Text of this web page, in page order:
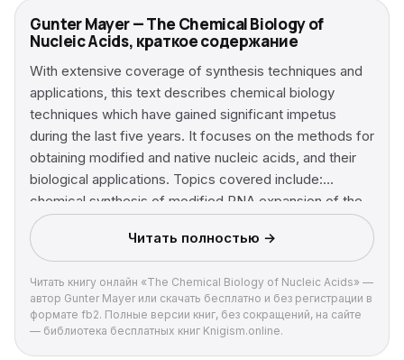
Gunter Mayer — The Chemical Biology of
Nucleic Acids, краткое содержание
With extensive coverage of synthesis techniques and
applications, this text describes chemical biology
techniques which have gained significant impetus
during the last five years. It focuses on the methods for
obtaining modified and native nucleic acids, and their
biological applications. Topics covered include:
chemical synthesis of modified RNA expansion of the
genetic alphabet in nucleic acids by creating new base
pairs chemical biology of DNA replication: probing DNA
polymerase selectivity mechanisms with modified
nucleotides nucleic-acid-templated chemistry
chemical biology of peptide nucleic acids (PNA) the
interactions of small molecules with DNA and RNA the
architectural modules of folded RNAs genesis and
Читать полностью →
Читать книгу онлайн «The Chemical Biology of Nucleic Acids» —
автор Gunter Mayer или скачать бесплатно и без регистрации в
формате fb2. Полные версии книг, без сокращений, на сайте
— библиотека бесплатных книг Knigism.online.